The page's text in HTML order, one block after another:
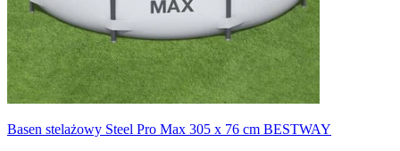
Basen stelażowy Steel Pro Max 305 x 76 cm BESTWAY